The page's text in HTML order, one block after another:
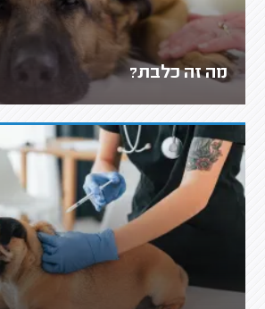
מה זה כלבת?